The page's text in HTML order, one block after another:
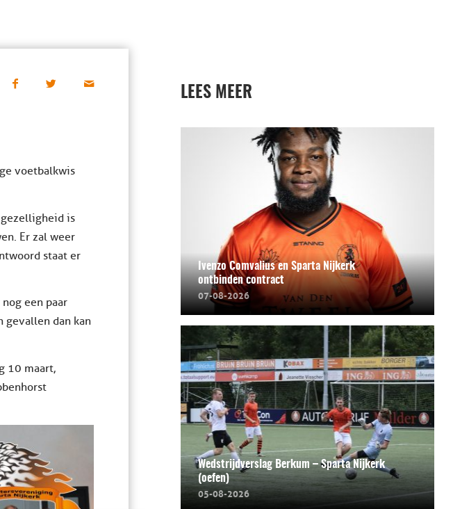
voetbalkwis
is
Er zal weer
staat er
een paar
dan kan
10 maart,
LEES MEER
Ivenzo Comvalius en Sparta Nijkerk
ontbinden contract
07-08-2026
Wedstrijdverslag Berkum – Sparta Nijkerk
(oefen)
05-08-2026